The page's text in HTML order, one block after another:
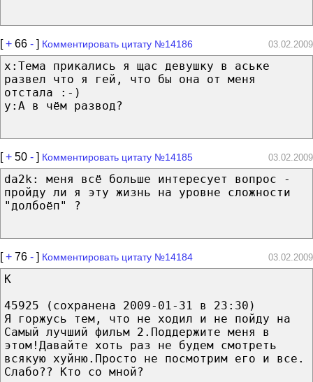
[+ 66 - ] Комментировать цитату №14186 03.02.2009
x:Тема прикались я щас девушку в аське
развел что я гей, что бы она от меня
отстала :-)
y:А в чём развод?
[+ 50 - ] Комментировать цитату №14185 03.02.2009
da2k: меня всё больше интересует вопрос -
пройду ли я эту жизнь на уровне сложности
"долбоёп" ?
[+ 76 - ] Комментировать цитату №14184 03.02.2009
К
45925 (сохранена 2009-01-31 в 23:30)
Я горжусь тем, что не ходил и не пойду на
Самый лучший фильм 2.Поддержите меня в
этом!Давайте хоть раз не будем смотреть
всякую хуйню.Просто не посмотрим его и все.
Слабо?? Кто со мной?